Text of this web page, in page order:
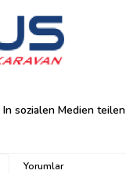
In sozialen Medien teilen
Yorumlar